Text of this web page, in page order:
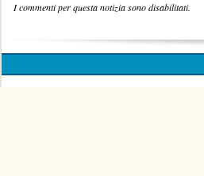
I commenti per questa notizia sono disabilitati.